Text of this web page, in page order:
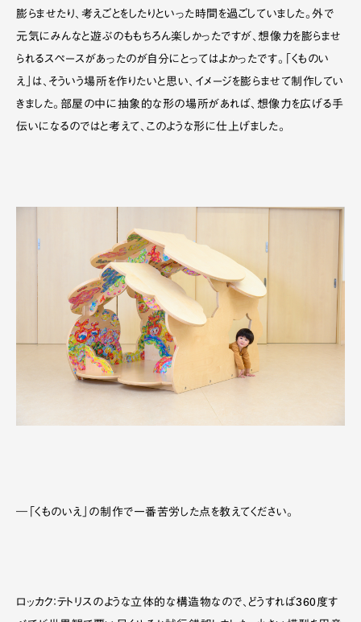
膨らませたり、考えごとをしたりといった時間を過ごしていました。外で
元気にみんなと遊ぶのももちろん楽しかったですが、想像力を膨らませ
られるスペースがあったのが自分にとってはよかったです。「くものい
え」は、そういう場所を作りたいと思い、イメージを膨らませて制作してい
きました。部屋の中に抽象的な形の場所があれば、想像力を広げる手
伝いになるのではと考えて、このような形に仕上げました。
―「くものいえ」の制作で一番苦労した点を教えてください。
ロッカク：テトリスのような立体的な構造物なので、どうすれば360度す